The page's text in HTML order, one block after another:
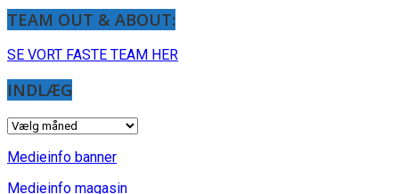
TEAM OUT & ABOUT:
SE VORT FASTE TEAM HER
INDLÆG
INDLÆG
Medieinfo banner
Medieinfo magasin